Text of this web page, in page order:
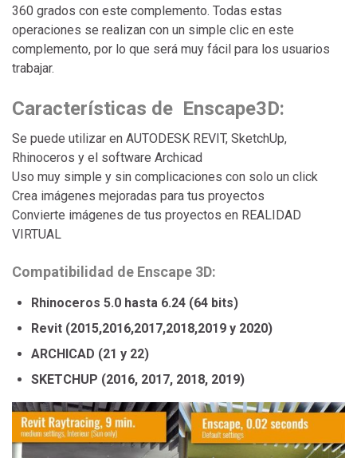
360 ​​grados con este complemento. Todas estas
operaciones se realizan con un simple clic en este
complemento, por lo que será muy fácil para los usuarios
trabajar.
Características de Enscape3D:
Se puede utilizar en AUTODESK REVIT, SketchUp,
Rhinoceros y el software Archicad
Uso muy simple y sin complicaciones con solo un click
Crea imágenes mejoradas para tus proyectos
Convierte imágenes de tus proyectos en REALIDAD
VIRTUAL
Compatibilidad de Enscape 3D:
Rhinoceros 5.0 hasta 6.24 (64 bits)
Revit (2015,2016,2017,2018,2019 y 2020)
ARCHICAD (21 y 22)
SKETCHUP (2016, 2017, 2018, 2019)